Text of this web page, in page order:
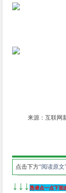
来源：互联网
点击下方“阅读原文
↓↓↓恳请点一点下面